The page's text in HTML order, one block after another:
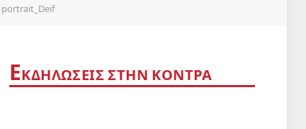
portrait_Deif
ΕΚΔΗΛΩΣΕΙΣ ΣΤΗΝ ΚΟΝΤΡΑ